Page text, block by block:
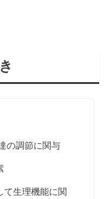
の調節に関与
て生理機能に関